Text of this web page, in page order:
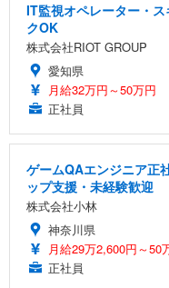
IT監視オペレーター・
クOK
株式会社RIOT GROUP
愛知県
月給32万円～50万円
正社員
ゲームQAエンジニア正
ップ支援・未経験歓迎
株式会社小林
神奈川県
月給29万2,600円～50
正社員